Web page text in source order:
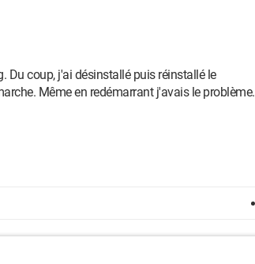
Du coup, j'ai désinstallé puis réinstallé le
Même en redémarrant j'avais le problème.